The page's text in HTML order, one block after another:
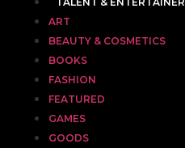
ART
BEAUTY & COSMETICS
BOOKS
FASHION
FEATURED
GAMES
GOODS